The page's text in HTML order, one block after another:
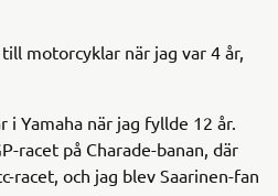
motorcyklar när jag var 4 år,
i Yamaha när jag fyllde 12 år.
racet på Charade-banan, där
racet, och jag blev Saarinen-fan